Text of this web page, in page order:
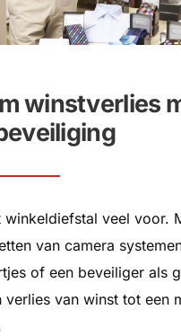
winstverlies
winkeldiefstal veel voor.
van camera
of een beveiliger als
verlies van winst tot een